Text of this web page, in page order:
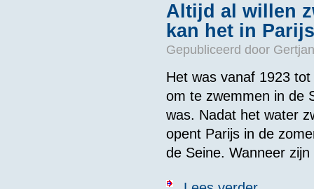
Altijd al willen
kan het in Parijs
Gepubliceerd door
Het was vanaf 1923
om te zwemmen in de
was. Nadat het water
opent Parijs in de
de Seine. Wanneer
over Altijd al